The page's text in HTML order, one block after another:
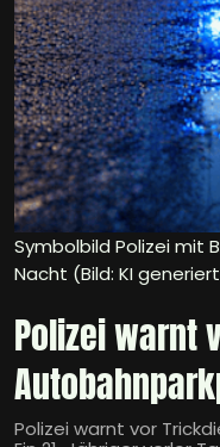
Symbolbild Polizei mit
Nacht (Bild: KI
Polizei warnt
Polizei warnt vor